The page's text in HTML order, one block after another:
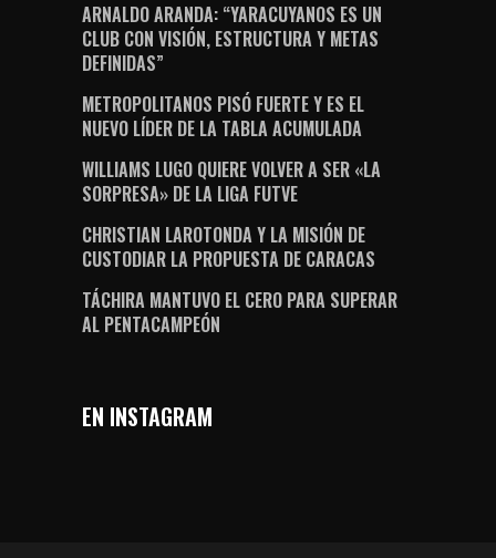
ARNALDO ARANDA: “YARACUYANOS ES UN
CLUB CON VISIÓN, ESTRUCTURA Y METAS
DEFINIDAS”
METROPOLITANOS PISÓ FUERTE Y ES EL
NUEVO LÍDER DE LA TABLA ACUMULADA
WILLIAMS LUGO QUIERE VOLVER A SER «LA
SORPRESA» DE LA LIGA FUTVE
CHRISTIAN LAROTONDA Y LA MISIÓN DE
CUSTODIAR LA PROPUESTA DE CARACAS
TÁCHIRA MANTUVO EL CERO PARA SUPERAR
AL PENTACAMPEÓN
EN INSTAGRAM